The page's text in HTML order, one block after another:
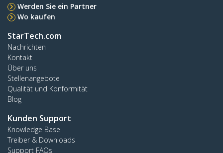
Werden Sie ein Partner
Wo kaufen
StarTech.com
Nachrichten
Kontakt
Über uns
Stellenangebote
Qualität und Konformität
Blog
Kunden Support
Knowledge Base
Treiber & Downloads
Support FAQs